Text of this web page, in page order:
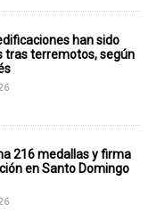
han sido
tras terremotos, según
216 medallas y firma
en Santo Domingo